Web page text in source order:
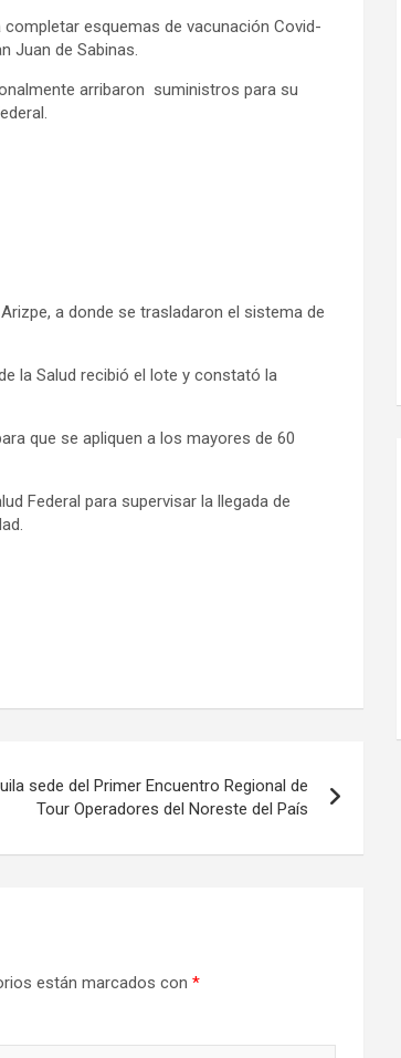
esquemas de vacunación Covid-
Juan de Sabinas.
arribaron suministros para su
a donde se trasladaron el sistema de
la Salud recibió el lote y constató la
que se apliquen a los mayores de 60
Federal para supervisar la llegada de
sede del Primer Encuentro Regional de
Tour Operadores del Noreste del País
están marcados con *